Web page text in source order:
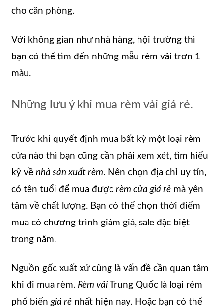
cho căn phòng.
Với không gian như nhà hàng, hội trường thì
bạn có thể tìm đến những mẫu rèm vải trơn 1
màu.
Những lưu ý khi mua rèm vải giá rẻ.
Trước khi quyết định mua bất kỳ một loại rèm
cửa nào thì bạn cũng cần phải xem xét, tìm hiểu
kỹ về nhà sản xuất rèm. Nên chọn địa chỉ uy tín,
có tên tuổi để mua được rèm cửa giá rẻ mà yên
tâm về chất lượng. Bạn có thể chọn thời điểm
mua có chương trình giảm giá, sale đặc biệt
trong năm.
Nguồn gốc xuất xứ cũng là vấn đề cần quan tâm
khi đi mua rèm. Rèm vải Trung Quốc là loại rèm
phổ biến giá rẻ nhất hiện nay. Hoặc bạn có thể